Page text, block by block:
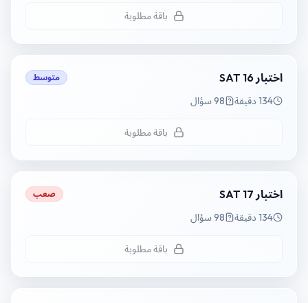
باقة مطلوبة
اختبار SAT 16 متوسط
134 دقيقة 98 سؤال
باقة مطلوبة
اختبار SAT 17 صعب
134 دقيقة 98 سؤال
باقة مطلوبة